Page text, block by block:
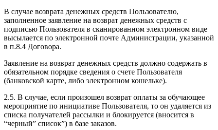
В случае возврата денежных средств Пользователю,
заполненное заявление на возврат денежных средств с
подписью Пользователя в сканированном электронном виде
высылается по электронной почте Администрации, указанной
в п.8.4 Договора.
Заявление на возврат денежных средств должно содержать в
обязательном порядке сведения о счете Пользователя
(банковской карте, либо электронном кошельке).
2.5. В случае, если произошел возврат оплаты за обучающее
мероприятие по инициативе Пользователя, то он удаляется из
списка получателей рассылки и блокируется (вносится в
“черный” список”) в базе заказов.